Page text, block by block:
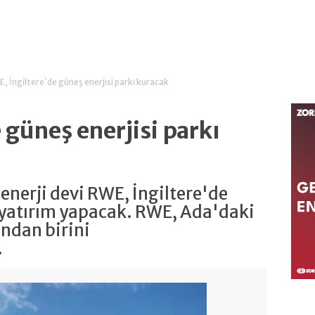
İngiltere`de güneş enerjisi parkı kuracak
enerjisi parkı
devi RWE, İngiltere'de
yapacak. RWE, Ada'daki
birini